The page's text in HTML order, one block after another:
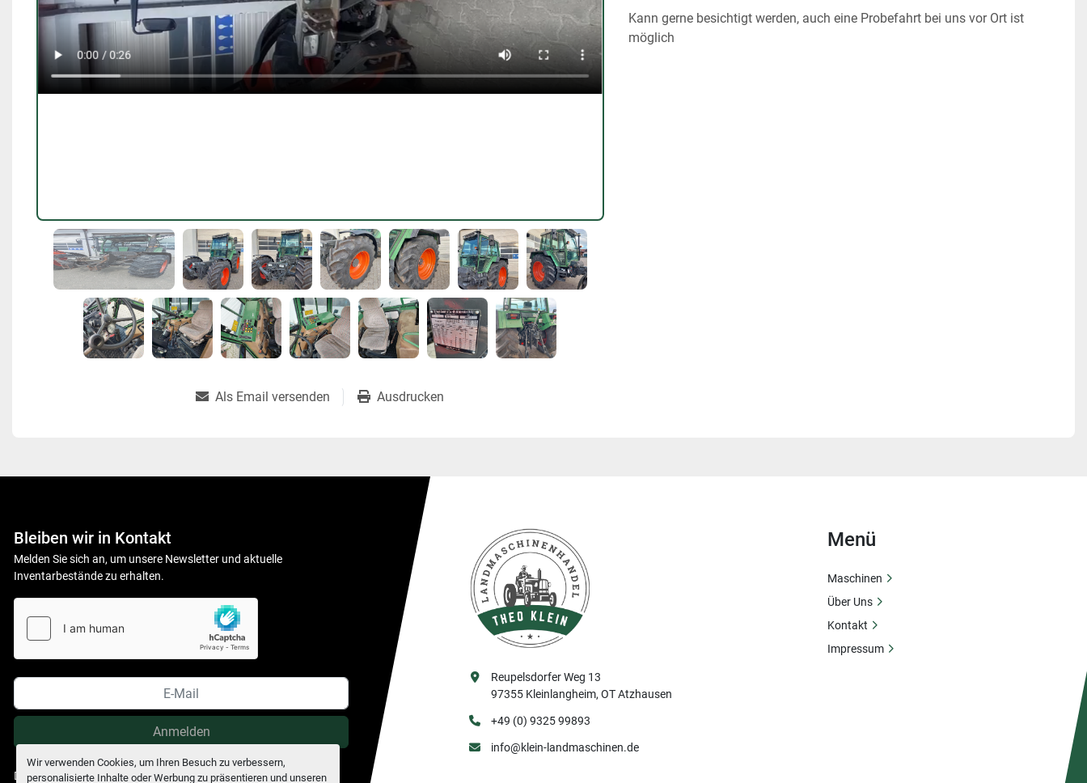
Wir verwenden Cookies, um Ihren Besuch zu verbessern,
personalisierte Inhalte oder Werbung zu präsentieren und unseren
Als Email versenden Ausdrucken
Kann gerne besichtigt werden, auch eine Probefahrt bei uns vor Ort ist
möglich
Bleiben wir in Kontakt
Melden Sie sich an, um unsere Newsletter und aktuelle
Inventarbestände zu erhalten.
Anmelden
Datenschutzerklärung
Reupelsdorfer Weg 13
97355 Kleinlangheim, OT Atzhausen
+49 (0) 9325 99893
info@klein-landmaschinen.de
Menü
Maschinen
Über Uns
Kontakt
Impressum